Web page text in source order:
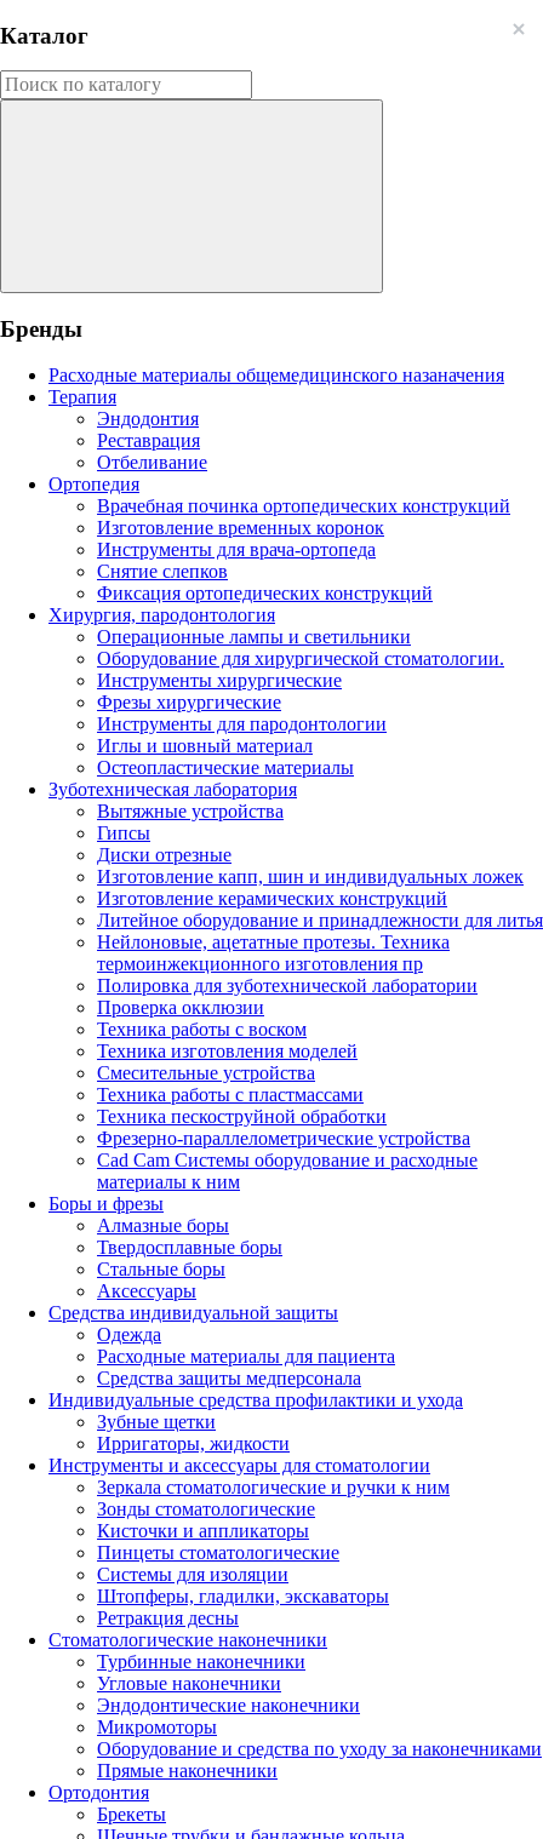
Каталог
Бренды
Расходные материалы общемедицинского назаначения
Терапия
Эндодонтия
Реставрация
Отбеливание
Ортопедия
Врачебная починка ортопедических конструкций
Изготовление временных коронок
Инструменты для врача-ортопеда
Снятие слепков
Фиксация ортопедических конструкций
Хирургия, пародонтология
Операционные лампы и светильники
Оборудование для хирургической стоматологии.
Инструменты хирургические
Фрезы хирургические
Инструменты для пародонтологии
Иглы и шовный материал
Остеопластические материалы
Зуботехническая лаборатория
Вытяжные устройства
Гипсы
Диски отрезные
Изготовление капп, шин и индивидуальных ложек
Изготовление керамических конструкций
Литейное оборудование и принадлежности для литья
Нейлоновые, ацетатные протезы. Техника
термоинжекционного изготовления пр
Полировка для зуботехнической лаборатории
Проверка окклюзии
Техника работы с воском
Техника изготовления моделей
Смесительные устройства
Техника работы с пластмассами
Техника пескоструйной обработки
Фрезерно-параллелометрические устройства
Cad Cam Системы оборудование и расходные
материалы к ним
Боры и фрезы
Алмазные боры
Твердосплавные боры
Стальные боры
Аксессуары
Средства индивидуальной защиты
Одежда
Расходные материалы для пациента
Средства защиты медперсонала
Индивидуальные средства профилактики и ухода
Зубные щетки
Ирригаторы, жидкости
Инструменты и аксессуары для стоматологии
Зеркала стоматологические и ручки к ним
Зонды стоматологические
Кисточки и аппликаторы
Пинцеты стоматологические
Системы для изоляции
Штопферы, гладилки, экскаваторы
Ретракция десны
Стоматологические наконечники
Турбинные наконечники
Угловые наконечники
Эндодонтические наконечники
Микромоторы
Оборудование и средства по уходу за наконечниками
Прямые наконечники
Ортодонтия
Брекеты